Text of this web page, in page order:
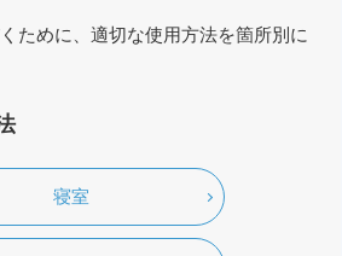
ために、適切な使用方法を箇所別に
寝室